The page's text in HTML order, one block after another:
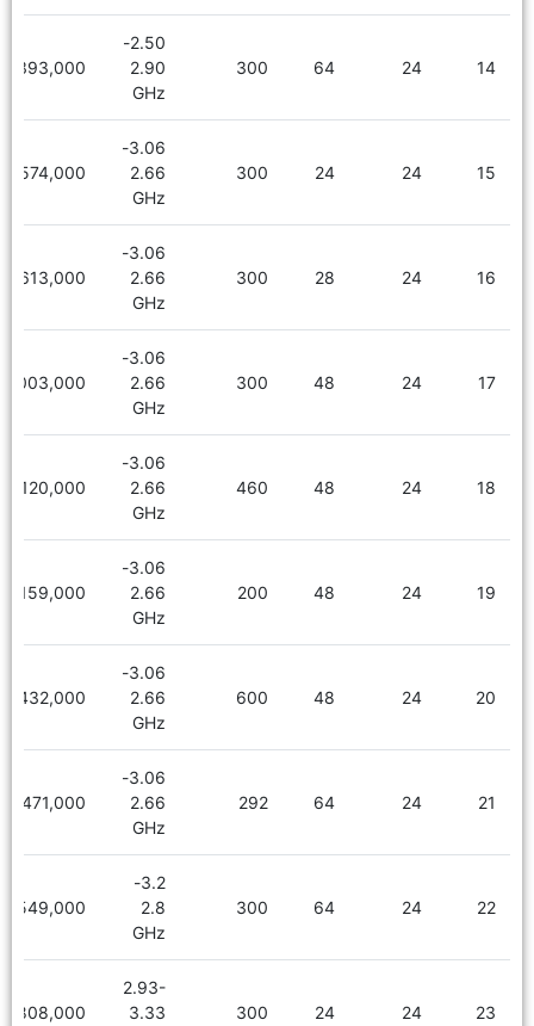
14
24
64
300
2.50-
2.90
GHz
3,393,000
15
24
24
300
3.06-
2.66
GHz
2,574,000
16
24
28
300
3.06-
2.66
GHz
2,613,000
17
24
48
300
3.06-
2.66
GHz
3,003,000
18
24
48
460
3.06-
2.66
GHz
3,120,000
19
24
48
200
3.06-
2.66
GHz
3,159,000
20
24
48
600
3.06-
2.66
GHz
3,432,000
21
24
64
292
3.06-
2.66
GHz
3,471,000
22
24
64
300
3.2-
2.8
GHz
3,549,000
23
24
24
300
2.93-
3.33
2,808,000